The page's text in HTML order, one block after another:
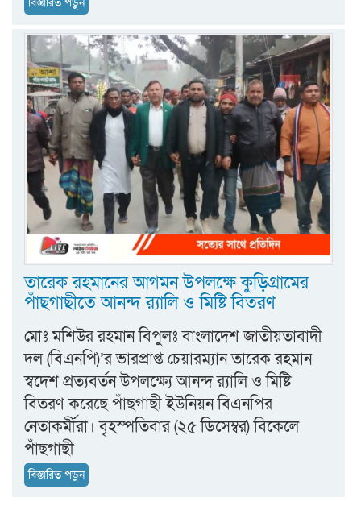
তারেক রহমানের আগমন উপলক্ষে কুড়িগ্রামের
পাঁছগাছীতে আনন্দ র‍্যালি ও মিষ্টি বিতরণ
মোঃ মশিউর রহমান বিপুলঃ বাংলাদেশ জাতীয়তাবাদী
দল (বিএনপি)’র ভারপ্রাপ্ত চেয়ারম্যান তারেক রহমান
স্বদেশ প্রত্যবর্তন উপলক্ষ্যে আনন্দ র‍্যালি ও মিষ্টি
বিতরণ করেছে পাঁছগাছী ইউনিয়ন বিএনপির
নেতাকর্মীরা। বৃহস্পতিবার (২৫ ডিসেম্বর) বিকেলে
পাঁছগাছী
বিস্তারিত পড়ুন